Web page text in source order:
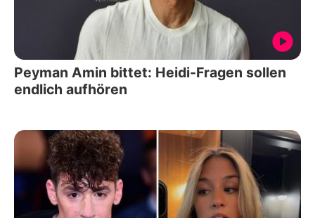
Peyman Amin bittet: Heidi-Fragen sollen
endlich aufhören